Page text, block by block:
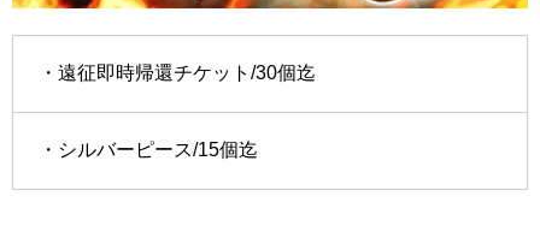
・遠征即時帰還チケット/30個迄
・シルバーピース/15個迄